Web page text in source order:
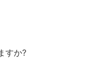
すか?